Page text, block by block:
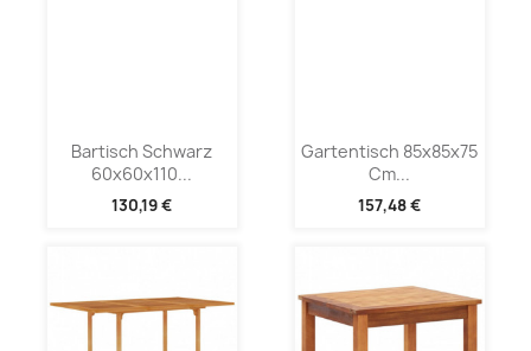
Bartisch Schwarz
60x60x110...
130,19 €
Gartentisch 85x85x75
Cm...
157,48 €